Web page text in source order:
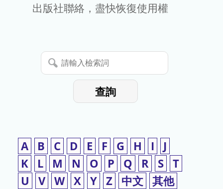
期
暫
停
出版社聯絡，盡快恢復使用權
請
輸
查詢
A B C D E F G H I
J
K
L M N O P Q R S T
U
V W X Y Z 中文 其他